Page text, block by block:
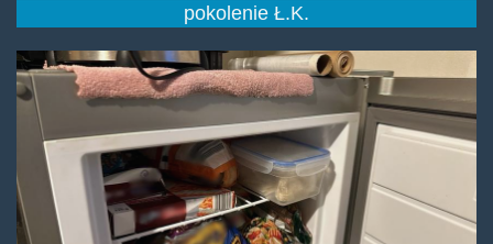
pokolenie Ł.K.
kmp_lomza.jpg